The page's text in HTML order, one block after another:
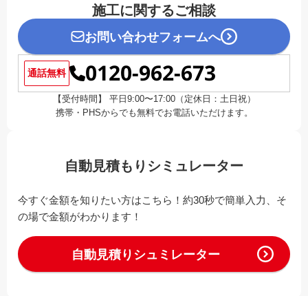
施工に関するご相談
お問い合わせフォームへ
通話無料 0120-962-673
【受付時間】 平日9:00〜17:00（定休日：土日祝）
携帯・PHSからでも無料でお電話いただけます。
自動見積もりシミュレーター
今すぐ金額を知りたい方はこちら！約30秒で簡単入力、そ
の場で金額がわかります！
自動見積りシュミレーター